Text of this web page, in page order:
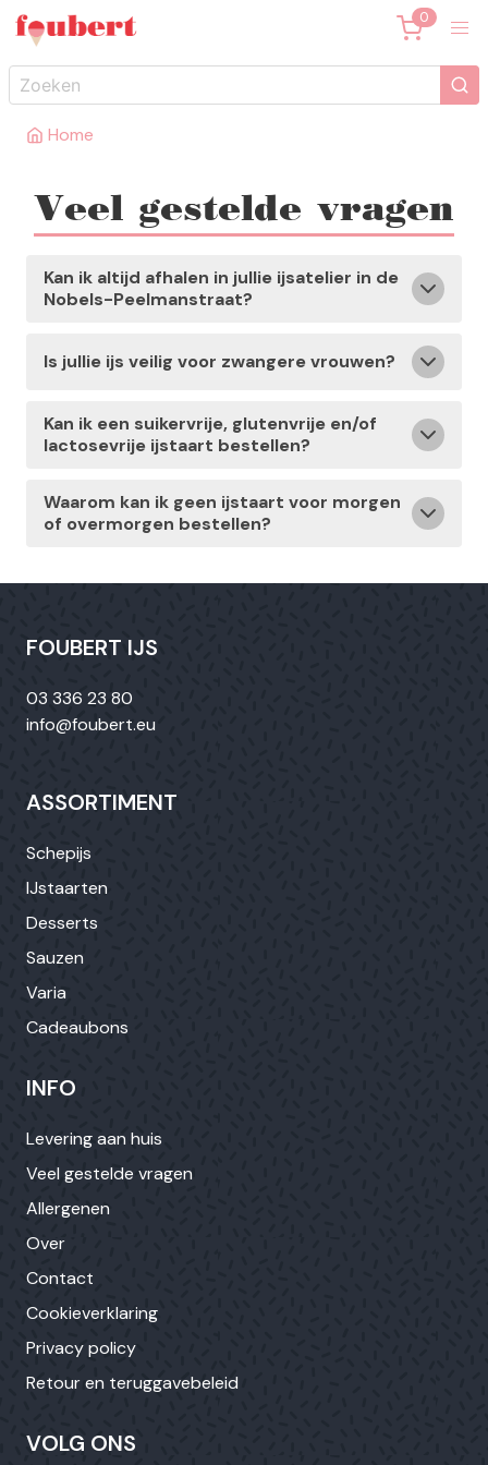
Home
Veel gestelde vragen
Kan ik altijd afhalen in jullie ijsatelier in de
Nobels-Peelmanstraat?
Is jullie ijs veilig voor zwangere vrouwen?
Kan ik een suikervrije, glutenvrije en/of
lactosevrije ijstaart bestellen?
Waarom kan ik geen ijstaart voor morgen
of overmorgen bestellen?
FOUBERT IJS
03 336 23 80
info@foubert.eu
ASSORTIMENT
Schepijs
IJstaarten
Desserts
Sauzen
Varia
Cadeaubons
INFO
Levering aan huis
Veel gestelde vragen
Allergenen
Over
Contact
Cookieverklaring
Privacy policy
Retour en teruggavebeleid
VOLG ONS